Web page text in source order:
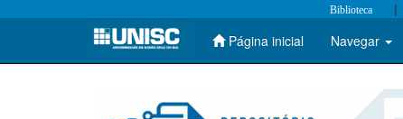
Skip
Biblioteca |
Página inicial Navegar